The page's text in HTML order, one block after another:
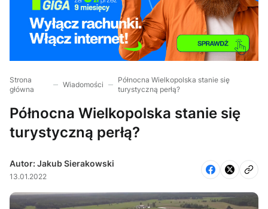
Strona
główna
Wiadomości
Północna Wielkopolska stanie się
turystyczną perłą?
Północna Wielkopolska stanie się
turystyczną perłą?
Autor: Jakub Sierakowski
13.01.2022